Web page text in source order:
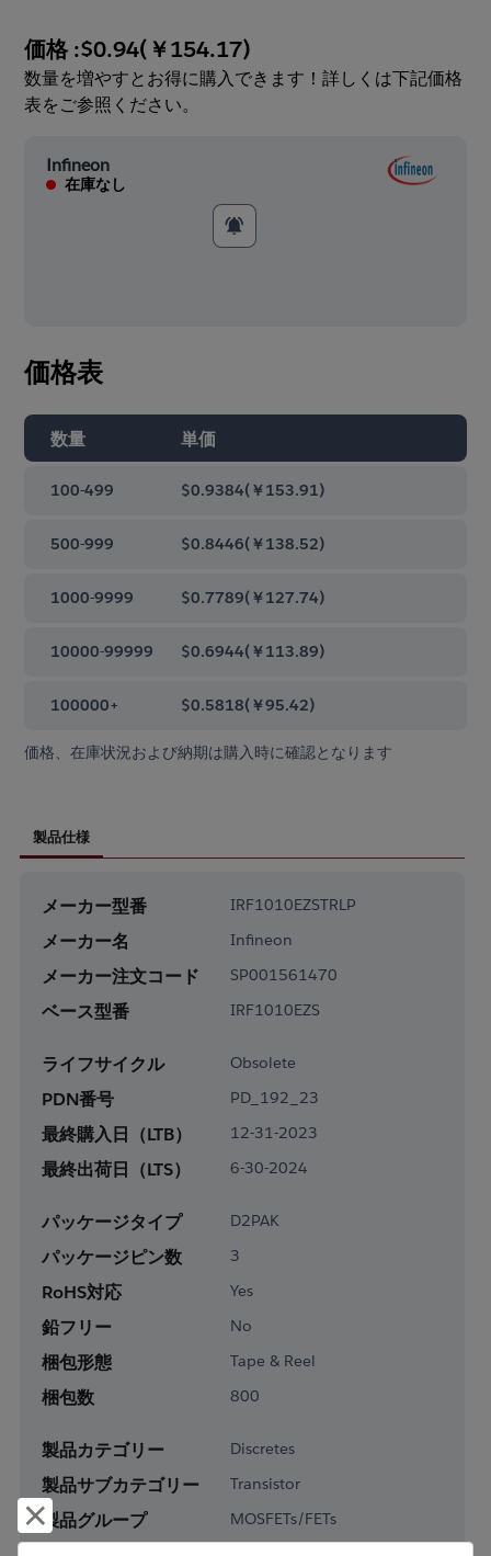
価格 :$0.94(￥154.17)
数量を増やすとお得に購入できます！詳しくは下記価格
表をご参照ください。
Infineon
在庫なし
価格表
数量 単価
100-499 $0.9384(￥153.91)
500-999 $0.8446(￥138.52)
1000-9999 $0.7789(￥127.74)
10000-99999 $0.6944(￥113.89)
100000+ $0.5818(￥95.42)
価格、在庫状況および納期は購入時に確認となります
製品仕様
メーカー型番 IRF1010EZSTRLP
メーカー名 Infineon
メーカー注文コード SP001561470
ベース型番 IRF1010EZS
ライフサイクル Obsolete
PDN番号 PD_192_23
最終購入日（LTB） 12-31-2023
最終出荷日（LTS） 6-30-2024
パッケージタイプ D2PAK
パッケージピン数 3
RoHS対応 Yes
鉛フリー No
梱包形態 Tape & Reel
梱包数 800
製品カテゴリー Discretes
製品サブカテゴリー Transistor
製品グループ MOSFETs/FETs
却下して閉じる